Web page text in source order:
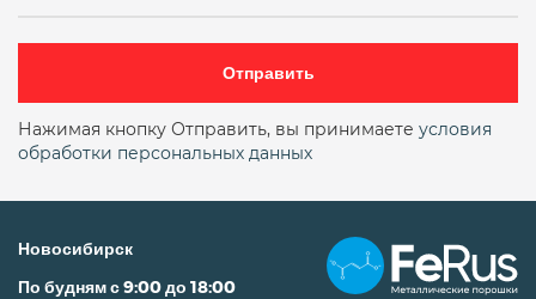
Отправить
Нажимая кнопку Отправить, вы принимаете условия
обработки персональных данных
Новосибирск
По будням с 9:00 до 18:00